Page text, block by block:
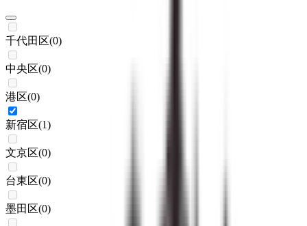
千代田区(0)
中央区(0)
港区(0)
新宿区(1)
文京区(0)
台東区(0)
墨田区(0)